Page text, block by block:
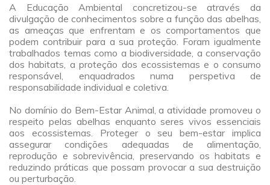
A Educação Ambiental concretizou-se através da
divulgação de conhecimentos sobre a função das abelhas,
as ameaças que enfrentam e os comportamentos que
podem contribuir para a sua proteção. Foram igualmente
trabalhados temas como a biodiversidade, a conservação
dos habitats, a proteção dos ecossistemas e o consumo
responsável, enquadrados numa perspetiva de
responsabilidade individual e coletiva.
No domínio do Bem-Estar Animal, a atividade promoveu o
respeito pelas abelhas enquanto seres vivos essenciais
aos ecossistemas. Proteger o seu bem-estar implica
assegurar condições adequadas de alimentação,
reprodução e sobrevivência, preservando os habitats e
reduzindo práticas que possam provocar a sua destruição
ou perturbação.